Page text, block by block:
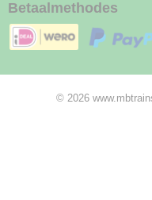
Betaalmethodes
© 2026